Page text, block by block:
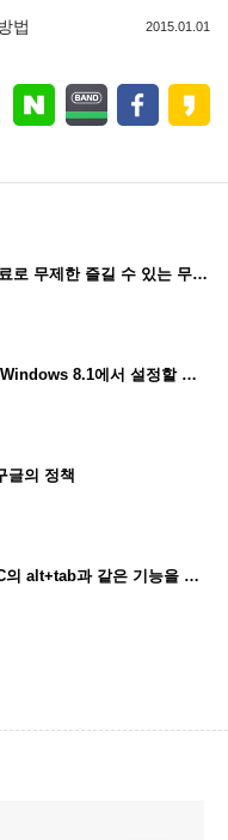
법 2015.01.01
[SoundCloud] 음악을 무료로 무제한 즐길 수 있는 무료 뮤직 앱, SoundCloud
[GodMode] Windows 7, Windows 8.1에서 설정할 수 있는 모든 기능을 창 하나로 통제할 수 있는 GodMode
글의 정책
[switchr]스마트폰에서 PC의 alt+tab과 같은 기능을 사용할 수 있는 App-Switcher, switchr 어플